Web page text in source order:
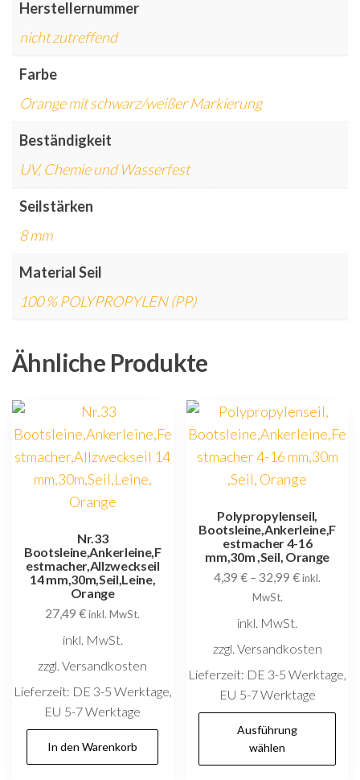
Herstellernummer
nicht zutreffend
Farbe
Orange mit schwarz/weißer Markierung
Beständigkeit
UV, Chemie und Wasserfest
Seilstärken
8 mm
Material Seil
100 % POLYPROPYLEN (PP)
Ähnliche Produkte
Nr.33
Bootsleine,Ankerleine,F
estmacher,Allzweckseil
14 mm,30m,Seil,Leine,
Orange
27,49€ inkl. MwSt.
inkl. MwSt.
zzgl. Versandkosten
Lieferzeit: DE 3-5 Werktage,
EU 5-7 Werktage
In den Warenkorb
Polypropylenseil,
Bootsleine,Ankerleine,F
estmacher 4-16
mm,30m ,Seil, Orange
4,39€ –32,99€inkl.
MwSt.
inkl. MwSt.
zzgl. Versandkosten
Lieferzeit: DE 3-5 Werktage,
EU 5-7 Werktage
Ausführung
wählen